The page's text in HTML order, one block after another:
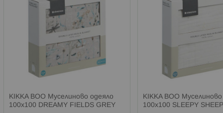
KIKKA BOO Муселиново одеяло
100х100 DREAMY FIELDS GREY
KIKKA BOO
100х100 SLEEPY SHEEP